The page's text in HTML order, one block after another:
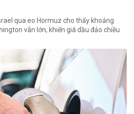
qua eo Hormuz cho thấy khoảng
vẫn lớn, khiến giá dầu đảo chiều